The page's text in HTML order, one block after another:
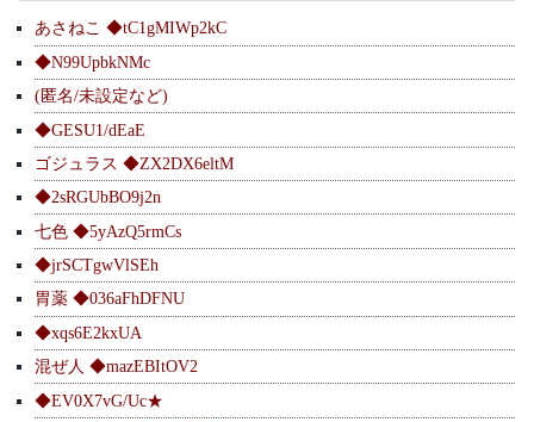
あさねこ ◆tC1gMIWp2kC
◆N99UpbkNMc
(匿名/未設定など)
◆GESU1/dEaE
ゴジュラス ◆ZX2DX6eltM
◆2sRGUbBO9j2n
七色 ◆5yAzQ5rmCs
◆jrSCTgwVlSEh
胃薬 ◆036aFhDFNU
◆xqs6E2kxUA
混ぜ人 ◆mazEBItOV2
◆EV0X7vG/Uc★